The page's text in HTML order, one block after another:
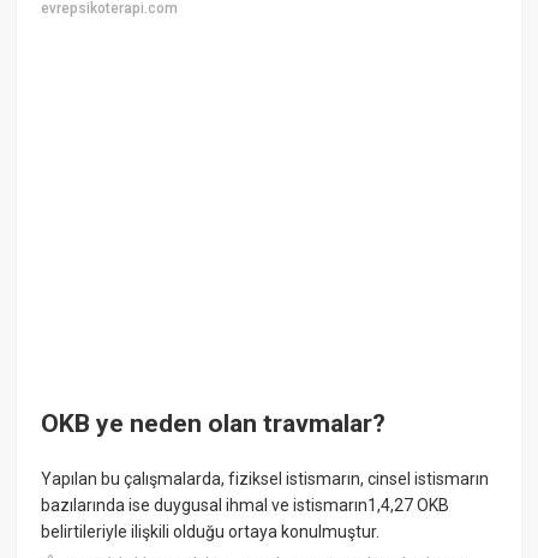
evrepsikoterapi.com
OKB ye neden olan travmalar?
Yapılan bu çalışmalarda, fiziksel istismarın, cinsel istismarın
bazılarında ise duygusal ihmal ve istismarın1,4,27 OKB
belirtileriyle ilişkili olduğu ortaya konulmuştur.